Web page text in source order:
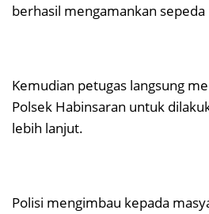
berhasil mengamankan
Kemudian petugas langsung
Polsek Habinsaran untuk
lebih lanjut.
Polisi mengimbau kepada